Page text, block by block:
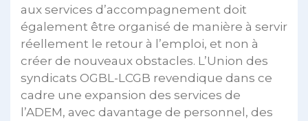
aux services d’accompagnement doit
également être organisé de manière à servir
réellement le retour à l’emploi, et non à
créer de nouveaux obstacles. L’Union des
syndicats OGBL-LCGB revendique dans ce
cadre une expansion des services de
l’ADEM, avec davantage de personnel, des